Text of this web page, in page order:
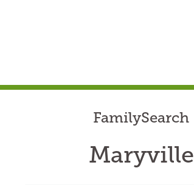
FamilySearch
Maryville